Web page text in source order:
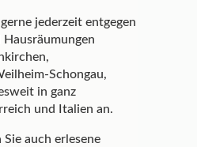
jederzeit entgegen
Schongau,
in ganz
und Italien an.
Sie auch erlesene